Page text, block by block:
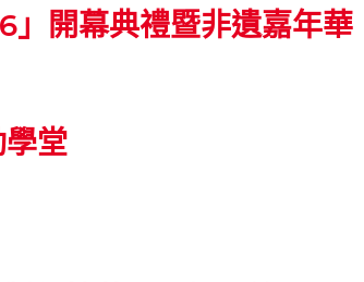
」開幕典禮暨非遺嘉年華
堂